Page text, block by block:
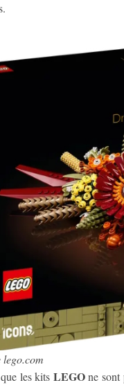
lego.com
les kits LEGOne sont